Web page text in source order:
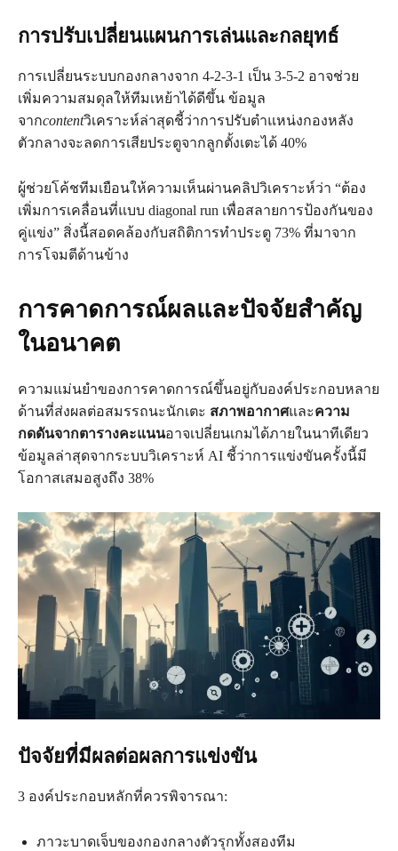
การปรับเปลี่ยนแผนการเล่นและกลยุทธ์
การเปลี่ยนระบบกองกลางจาก 4-2-3-1 เป็น 3-5-2 อาจช่วย
เพิ่มความสมดุลให้ทีมเหย้าได้ดีขึ้น ข้อมูล
จากcontentวิเคราะห์ล่าสุดชี้ว่าการปรับตำแหน่งกองหลัง
ตัวกลางจะลดการเสียประตูจากลูกตั้งเตะได้ 40%
ผู้ช่วยโค้ชทีมเยือนให้ความเห็นผ่านคลิปวิเคราะห์ว่า “ต้อง
เพิ่มการเคลื่อนที่แบบ diagonal run เพื่อสลายการป้องกันของ
คู่แข่ง” สิ่งนี้สอดคล้องกับสถิติการทำประตู 73% ที่มาจาก
การโจมตีด้านข้าง
การคาดการณ์ผลและปัจจัยสำคัญ
ในอนาคต
ความแม่นยำของการคาดการณ์ขึ้นอยู่กับองค์ประกอบหลาย
ด้านที่ส่งผลต่อสมรรถนะนักเตะ สภาพอากาศและความ
กดดันจากตารางคะแนนอาจเปลี่ยนเกมได้ภายในนาทีเดียว
ข้อมูลล่าสุดจากระบบวิเคราะห์ AI ชี้ว่าการแข่งขันครั้งนี้มี
โอกาสเสมอสูงถึง 38%
ปัจจัยที่มีผลต่อผลการแข่งขัน
3 องค์ประกอบหลักที่ควรพิจารณา:
ภาวะบาดเจ็บของกองกลางตัวรุกทั้งสองทีม